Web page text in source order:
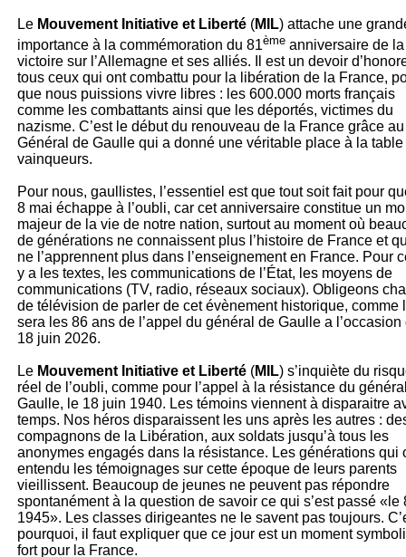
Le Mouvement Initiative et Liberté (MIL) attache une
importance à la commémoration du 81ème anniversaire de la
victoire sur l’Allemagne et ses alliés. Il est un devoir
tous ceux qui ont combattu pour la libération de la France,
que nous puissions vivre libres : les 600.000 morts français
comme les combattants ainsi que les déportés, victimes du
nazisme. C’est le début du renouveau de la France grâce au
Général de Gaulle qui a donné une véritable place à la table
vainqueurs.
Pour nous, gaullistes, l’essentiel est que tout soit fait pour
8 mai échappe à l’oubli, car cet anniversaire constitue un
majeur de la vie de notre nation, surtout au moment où
de générations ne connaissent plus l’histoire de France et
ne l’apprennent plus dans l’enseignement en France. Pour
y a les textes, les communications de l’État, les moyens de
communications (TV, radio, réseaux sociaux). Obligeons
de télévision de parler de cet évènement historique, comme
sera les 86 ans de l’appel du général de Gaulle a l’occasion
18 juin 2026.
Le Mouvement Initiative et Liberté (MIL) s’inquiète du
réel de l’oubli, comme pour l’appel à la résistance du
Gaulle, le 18 juin 1940. Les témoins viennent à disparaitre
temps. Nos héros disparaissent les uns après les autres :
compagnons de la Libération, aux soldats jusqu’à tous les
anonymes engagés dans la résistance. Les générations qui
entendu les témoignages sur cette époque de leurs parents
vieillissent. Beaucoup de jeunes ne peuvent pas répondre
spontanément à la question de savoir ce qui s’est passé «le
1945». Les classes dirigeantes ne le savent pas toujours.
pourquoi, il faut expliquer que ce jour est un moment
fort pour la France.